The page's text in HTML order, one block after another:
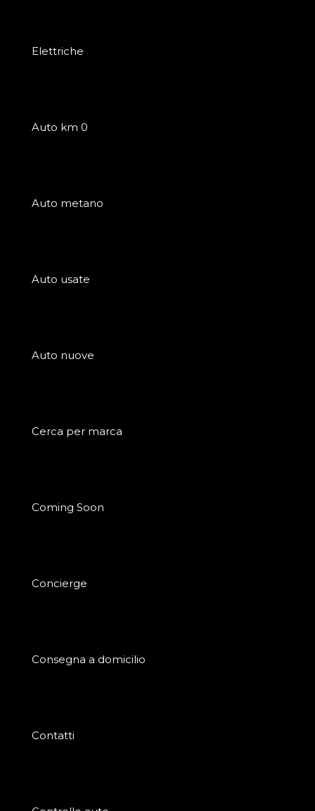
Elettriche
Auto km 0
Auto metano
Auto usate
Auto nuove
Cerca per marca
Coming Soon
Concierge
Consegna a domicilio
Contatti